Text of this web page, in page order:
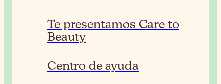
Te presentamos Care to
Beauty
Centro de ayuda